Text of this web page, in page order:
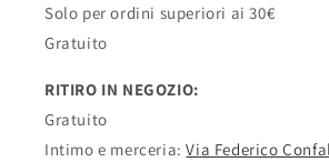
Solo per ordini superiori ai 30€
Gratuito
RITIRO IN NEGOZIO:
Gratuito
Intimo e merceria:Via Federico